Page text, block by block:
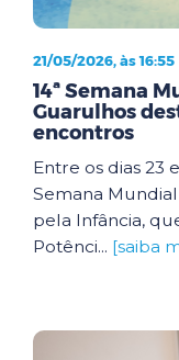
21/05/2026, às 16:55
14ª Semana
Guarulhos
encontros
Entre os dias 23
Semana
pela Infância,
Potênci... [saiba